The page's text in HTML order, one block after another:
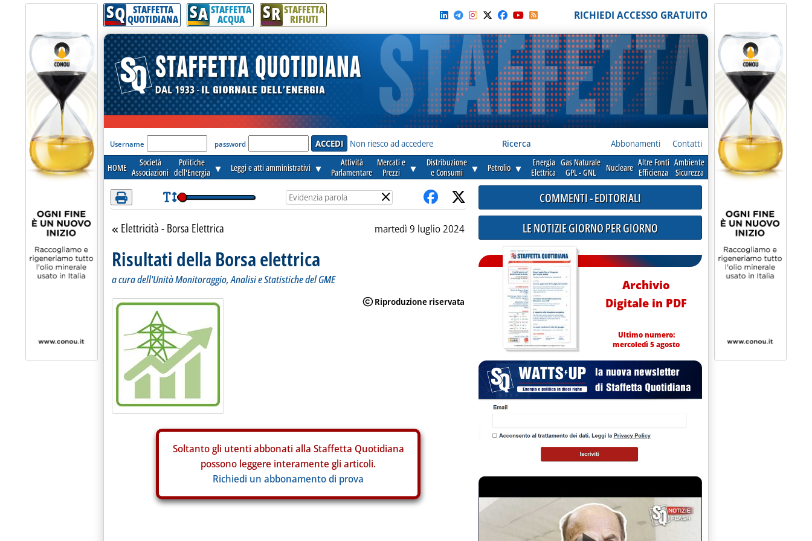
Attenzione! Esegui l'accesso per lèggere interamente la notizia.
SQ STAFFETTA
QUOTIDIANA SA STAFFETTA
ACQUA SR STAFFETTA
RIFIUTI RICHIEDI ACCESSO GRATUITO
'Modulo Login per accedere'
Username password Non riesco ad accedere Ricerca Abbonamenti Contatti
HOME
Società
Associazioni
Politiche
dell'Energia ▼ Leggi e atti amministrativi ▼
Attività
Parlamentare
Mercati e
Prezzi
▼
Distribuzione
e Consumi
▼ Petrolio ▼
Energia
Elettrica
Gas Naturale
GPL - GNL
Nucleare Altre Fonti
Efficienza
Ambiente
Sicurezza
×
Torna alla sezione
Elettricità - Borsa Elettrica martedì 9 luglio 2024
Risultati della Borsa elettrica
a cura dell'Unità Monitoraggio, Analisi e Statistiche del GME
Soltanto gli utenti abbonati alla Staffetta Quotidiana
possono leggere interamente gli articoli.
Richiedi un abbonamento di prova
COMMENTI - EDITORIALI
LE NOTIZIE GIORNO PER GIORNO
Archivio
Digitale in PDF
Ultimo numero:
mercoledì 5 agosto